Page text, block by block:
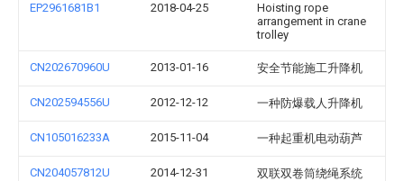
EP2961681B1 2018-04-25
Hoisting rope
arrangement in crane
trolley
CN202670960U 2013-01-16 安全节能施工升降机
CN202594556U 2012-12-12 一种防爆载人升降机
CN105016233A 2015-11-04 一种起重机电动葫芦
CN204057812U 2014-12-31 双联双卷筒绕绳系统